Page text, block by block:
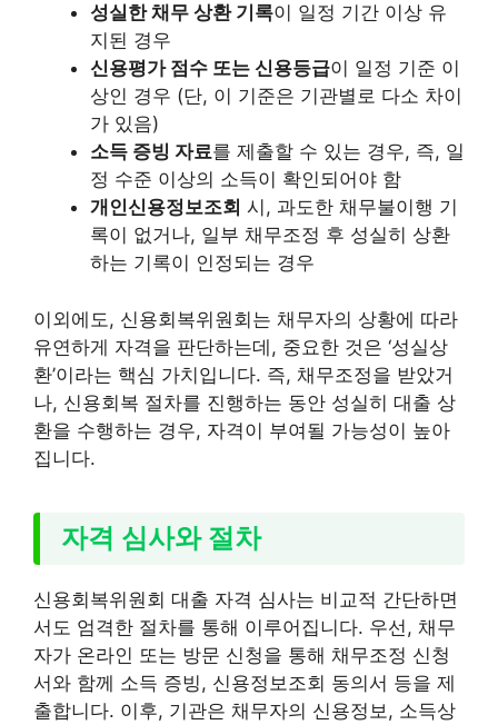
성실한 채무 상환 기록이 일정 기간 이상 유
지된 경우
신용평가 점수 또는 신용등급이 일정 기준 이
상인 경우 (단, 이 기준은 기관별로 다소 차이
가 있음)
소득 증빙 자료를 제출할 수 있는 경우, 즉, 일
정 수준 이상의 소득이 확인되어야 함
개인신용정보조회 시, 과도한 채무불이행 기
록이 없거나, 일부 채무조정 후 성실히 상환
하는 기록이 인정되는 경우
이외에도, 신용회복위원회는 채무자의 상황에 따라
유연하게 자격을 판단하는데, 중요한 것은 ‘성실상
환’이라는 핵심 가치입니다. 즉, 채무조정을 받았거
나, 신용회복 절차를 진행하는 동안 성실히 대출 상
환을 수행하는 경우, 자격이 부여될 가능성이 높아
집니다.
자격 심사와 절차
신용회복위원회 대출 자격 심사는 비교적 간단하면
서도 엄격한 절차를 통해 이루어집니다. 우선, 채무
자가 온라인 또는 방문 신청을 통해 채무조정 신청
서와 함께 소득 증빙, 신용정보조회 동의서 등을 제
출합니다. 이후, 기관은 채무자의 신용정보, 소득상